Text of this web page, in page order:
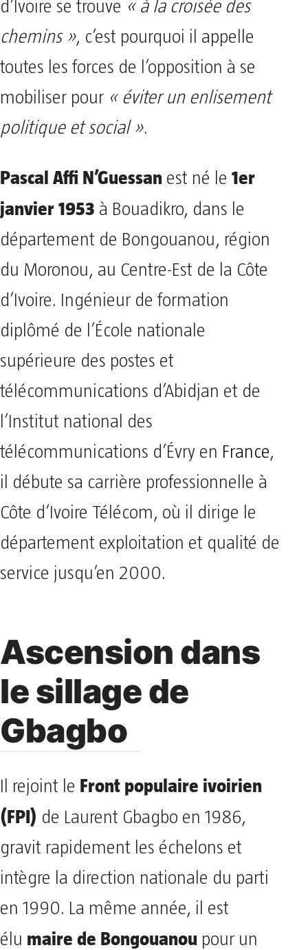
d’Ivoire se trouve « à la croisée des
chemins », c’est pourquoi il appelle
toutes les forces de l’opposition à se
mobiliser pour « éviter un enlisement
politique et social ».
Pascal Affi N’Guessan est né le 1er
janvier 1953 à Bouadikro, dans le
département de Bongouanou, région
du Moronou, au Centre-Est de la Côte
d’Ivoire. Ingénieur de formation
diplômé de l’École nationale
supérieure des postes et
télécommunications d’Abidjan et de
l’Institut national des
télécommunications d’Évry en France,
il débute sa carrière professionnelle à
Côte d’Ivoire Télécom, où il dirige le
département exploitation et qualité de
service jusqu’en 2000.
Ascension dans
le sillage de
Gbagbo
Il rejoint le Front populaire ivoirien
(FPI) de Laurent Gbagbo en 1986,
gravit rapidement les échelons et
intègre la direction nationale du parti
en 1990. La même année, il est
élu maire de Bongouanou pour un